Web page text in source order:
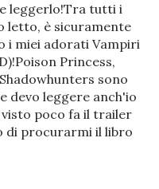
leggerlo!Tra tutti i
letto, è sicuramente
i miei adorati Vampiri
Princess,
sono
devo leggere anch'io
visto poco fa il trailer
di procurarmi il libro